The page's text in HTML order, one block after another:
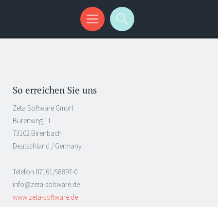
So erreichen Sie uns
Zeta Software GmbH
Bürenweg 11
73102 Birenbach
Deutschland / Germany
Telefon 07161/98897-0
info@zeta-software.de
www.zeta-software.de